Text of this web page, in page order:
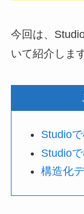
今回は、
いて紹介します
Studio
Studio
構造化